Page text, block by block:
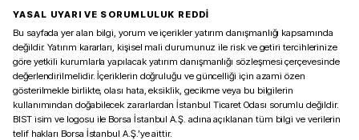
YASAL UYARI VE SORUMLULUK REDDİ
Bu sayfada yer alan bilgi, yorum ve içerikler yatırım danışmanlığı kapsamında
değildir. Yatırım kararları, kişisel mali durumunuz ile risk ve getiri tercihlerinize
göre yetkili kurumlarla yapılacak yatırım danışmanlığı sözleşmesi çerçevesinde
değerlendirilmelidir. İçeriklerin doğruluğu ve güncelliği için azami özen
gösterilmekle birlikte, olası hata, eksiklik, gecikme veya bu bilgilerin
kullanımından doğabilecek zararlardan İstanbul Ticaret Odası sorumlu değildir.
BIST isim ve logosu ile Borsa İstanbul A.Ş. adına açıklanan tüm bilgi ve verilerin
telif hakları Borsa İstanbul A.Ş.’ye aittir.